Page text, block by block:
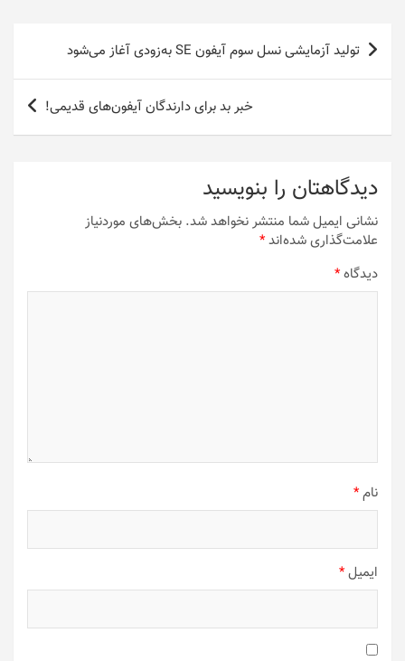
راهبری
نوشته
تولید آزمایشی نسل سوم آیفون SE به‌زودی آغاز می‌شود
خبر بد برای دارندگان آیفون‌های قدیمی!
دیدگاهتان را بنویسید
نشانی ایمیل شما منتشر نخواهد شد. بخش‌های موردنیاز
علامت‌گذاری شده‌اند*
دیدگاه*
نام*
ایمیل*